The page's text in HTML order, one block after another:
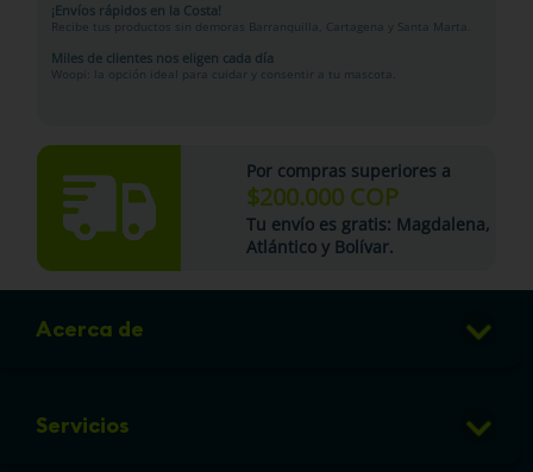
¡Envíos rápidos en la Costa!
Recibe tus productos sin demoras Barranquilla, Cartagena y Santa Marta.
Miles de clientes nos eligen cada día
Woopi: la opción ideal para cuidar y consentir a tu mascota.
Por compras superiores a
$200.000 COP
Tu envío es gratis: Magdalena,
Atlántico y Bolívar.
Acerca de
Club de Puntos
Servicios